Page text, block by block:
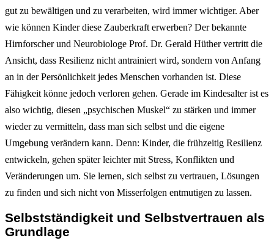
gut zu bewältigen und zu verarbeiten, wird immer wichtiger. Aber
wie können Kinder diese Zauberkraft erwerben? Der bekannte
Hirnforscher und Neurobiologe Prof. Dr. Gerald Hüther vertritt die
Ansicht, dass Resilienz nicht antrainiert wird, sondern von Anfang
an in der Persönlichkeit jedes Menschen vorhanden ist. Diese
Fähigkeit könne jedoch verloren gehen. Gerade im Kindesalter ist es
also wichtig, diesen „psychischen Muskel“ zu stärken und immer
wieder zu vermitteln, dass man sich selbst und die eigene
Umgebung verändern kann. Denn: Kinder, die frühzeitig Resilienz
entwickeln, gehen später leichter mit Stress, Konflikten und
Veränderungen um. Sie lernen, sich selbst zu vertrauen, Lösungen
zu finden und sich nicht von Misserfolgen entmutigen zu lassen.
Selbstständigkeit und Selbstvertrauen als
Grundlage